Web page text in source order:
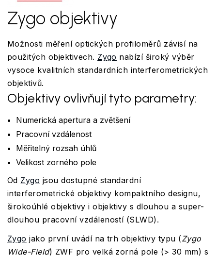
Zygo objektivy
Možnosti měření optických profiloměrů závisí na
použitých objektivech. Zygo nabízí široký výběr
vysoce kvalitních standardních interferometrických
objektivů.
Objektivy ovlivňují tyto parametry:
Numerická apertura a zvětšení
Pracovní vzdálenost
Měřitelný rozsah úhlů
Velikost zorného pole
Od Zygo jsou dostupné standardní
interferometrické objektivy kompaktního designu,
širokoúhlé objektivy i objektivy s dlouhou a super-
dlouhou pracovní vzdáleností (SLWD).
Zygo jako první uvádí na trh objektivy typu (Zygo
Wide-Field) ZWF pro velká zorná pole (> 30 mm) s